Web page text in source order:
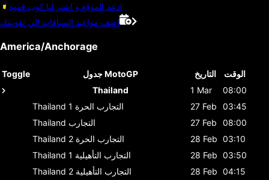
ادعم الموقع و اشتر لنا كوب قهوة
اضف مواعيد السباقات الي تقويمك
America/Anchorage
Toggle جدول MotoGP التاريخ
الوقت
Thailand
1 Mar
08:00
Thailand
التجارب الحرة 1 27 Feb
03:45
Thailand التجارب 27 Feb
08:00
Thailand
التجارب الحرة 2 28 Feb 03:10
Thailand
التجارب التأهيلية 1 28 Feb 03:50
Thailand
التجارب التأهيلية 2 28 Feb 04:15